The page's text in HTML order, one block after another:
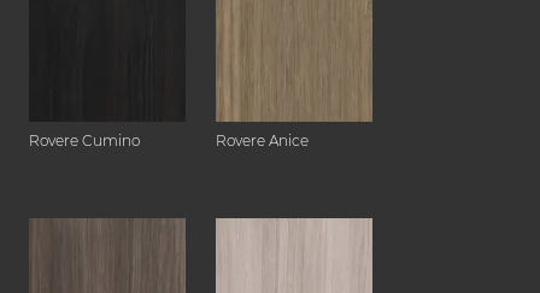
Rovere Cumino Rovere Anice